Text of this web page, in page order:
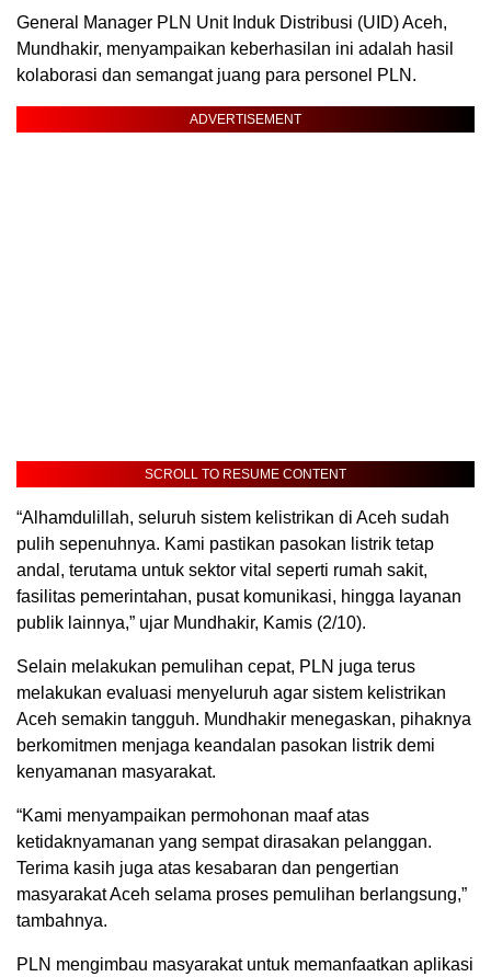
General Manager PLN Unit Induk Distribusi (UID) Aceh,
Mundhakir, menyampaikan keberhasilan ini adalah hasil
kolaborasi dan semangat juang para personel PLN.
ADVERTISEMENT
SCROLL TO RESUME CONTENT
“Alhamdulillah, seluruh sistem kelistrikan di Aceh sudah
pulih sepenuhnya. Kami pastikan pasokan listrik tetap
andal, terutama untuk sektor vital seperti rumah sakit,
fasilitas pemerintahan, pusat komunikasi, hingga layanan
publik lainnya,” ujar Mundhakir, Kamis (2/10).
Selain melakukan pemulihan cepat, PLN juga terus
melakukan evaluasi menyeluruh agar sistem kelistrikan
Aceh semakin tangguh. Mundhakir menegaskan, pihaknya
berkomitmen menjaga keandalan pasokan listrik demi
kenyamanan masyarakat.
“Kami menyampaikan permohonan maaf atas
ketidaknyamanan yang sempat dirasakan pelanggan.
Terima kasih juga atas kesabaran dan pengertian
masyarakat Aceh selama proses pemulihan berlangsung,”
tambahnya.
PLN mengimbau masyarakat untuk memanfaatkan aplikasi